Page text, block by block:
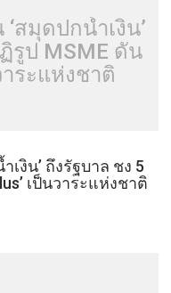
สมุดปกน้ำเงิน’
รูป MSME ดัน
าระแห่งชาติ
งิน’ ถึงรัฐบาล ชง 5
เป็นวาระแห่งชาติ